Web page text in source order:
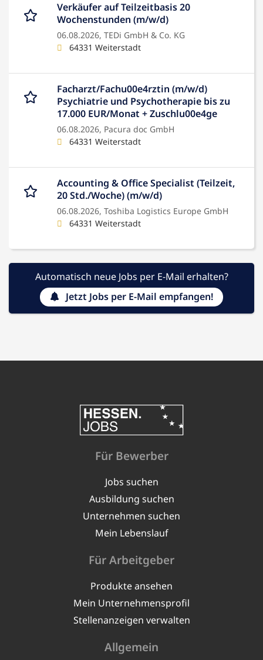
Verkäufer auf Teilzeitbasis 20
Wochenstunden (m/w/d)
06.08.2026, TEDi GmbH & Co. KG
64331 Weiterstadt
Facharzt/Fachu00e4rztin (m/w/d)
Psychiatrie und Psychotherapie bis zu
17.000 EUR/Monat + Zuschlu00e4ge
06.08.2026, Pacura doc GmbH
64331 Weiterstadt
Accounting & Office Specialist (Teilzeit,
20 Std./Woche) (m/w/d)
06.08.2026, Toshiba Logistics Europe GmbH
64331 Weiterstadt
Automatisch neue Jobs per E-Mail erhalten?
Jetzt Jobs per E-Mail empfangen!
Für Bewerber
Jobs suchen
Ausbildung suchen
Unternehmen suchen
Mein Lebenslauf
Für Arbeitgeber
Produkte ansehen
Mein Unternehmensprofil
Stellenanzeigen verwalten
Allgemein